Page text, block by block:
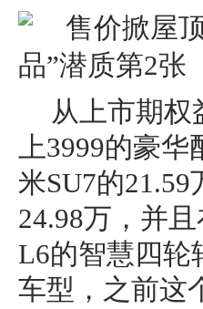
从上市期
上3999的豪华
米SU7的
24.98万，并
L6的智慧四轮
车型，之前这